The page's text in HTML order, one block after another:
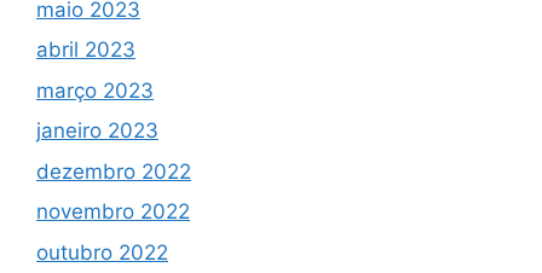
maio 2023
abril 2023
março 2023
janeiro 2023
dezembro 2022
novembro 2022
outubro 2022